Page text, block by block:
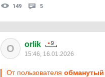
149 5
O orlik
15:46, 16.01.2026
От пользователя